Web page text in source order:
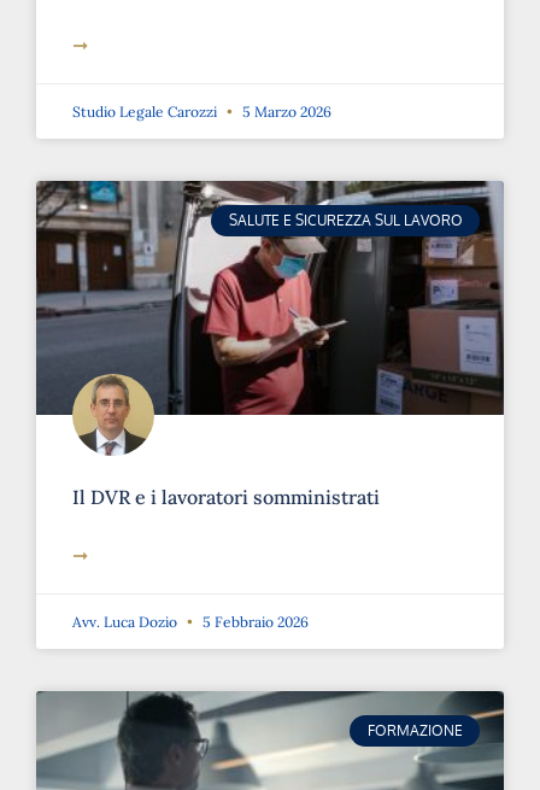
➞
Studio Legale Carozzi 5 Marzo 2026
SALUTE E SICUREZZA SUL LAVORO
Il DVR e i lavoratori somministrati
➞
Avv. Luca Dozio 5 Febbraio 2026
FORMAZIONE